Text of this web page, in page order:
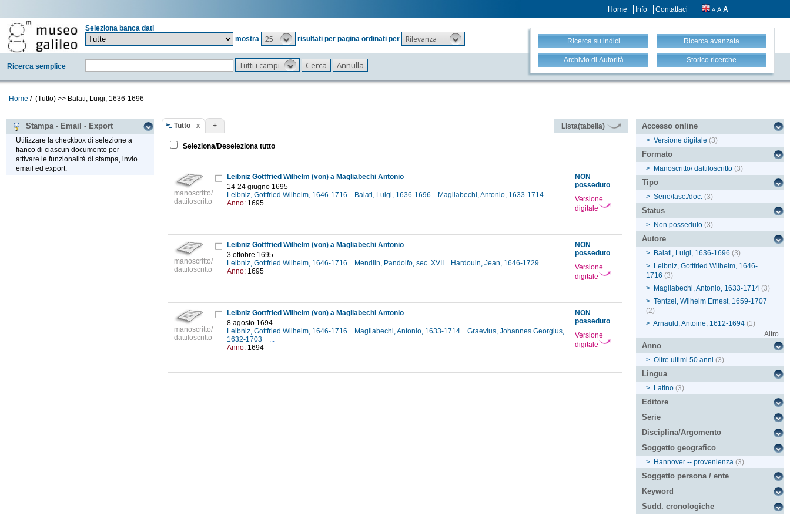
Home Info Contattaci A A A
Seleziona banca dati
mostra
25 risultati per pagina ordinati per Rilevanza
Ricerca semplice Tutti i campi
Ricerca su indici Ricerca avanzata
Archivio di Autorità Storico ricerche
Home / (Tutto) >> Balati, Luigi, 1636-1696
Stampa - Email - Export
Utilizzare la checkbox di selezione a
fianco di ciascun documento per
attivare le funzionalità di stampa, invio
email ed export.
Tutto + Lista(tabella)
Seleziona/Deseleziona tutto
manoscritto/
dattiloscritto
NON
posseduto
Versione
digitale
Leibniz Gottfried Wilhelm (von) a Magliabechi Antonio
14-24 giugno 1695
Leibniz, Gottfried Wilhelm, 1646-1716
Balati, Luigi, 1636-1696 Magliabechi, Antonio, 1633-1714
...
Anno: 1695
manoscritto/
dattiloscritto
NON
posseduto
Versione
digitale
Leibniz Gottfried Wilhelm (von) a Magliabechi Antonio
3 ottobre 1695
Leibniz, Gottfried Wilhelm, 1646-1716
Mendlin, Pandolfo, sec. XVII Hardouin, Jean, 1646-1729
...
Anno: 1695
manoscritto/
dattiloscritto
NON
posseduto
Versione
digitale
Leibniz Gottfried Wilhelm (von) a Magliabechi Antonio
8 agosto 1694
Leibniz, Gottfried Wilhelm, 1646-1716
Magliabechi, Antonio, 1633-1714
Graevius, Johannes Georgius,
1632-1703
...
Anno: 1694
Accesso online
> Versione digitale (3)
Formato
> Manoscritto/ dattiloscritto (3)
Tipo
> Serie/fasc./doc. (3)
Status
> Non posseduto (3)
Autore
> Balati, Luigi, 1636-1696 (3)
> Leibniz, Gottfried Wilhelm, 1646-
1716 (3)
> Magliabechi, Antonio, 1633-1714 (3)
> Tentzel, Wilhelm Ernest, 1659-1707
(2)
> Arnauld, Antoine, 1612-1694 (1)
Altro...
Anno
> Oltre ultimi 50 anni (3)
Lingua
> Latino (3)
Editore
Serie
Disciplina/Argomento
Soggetto geografico
> Hannover -- provenienza (3)
Soggetto persona / ente
Keyword
Sudd. cronologiche